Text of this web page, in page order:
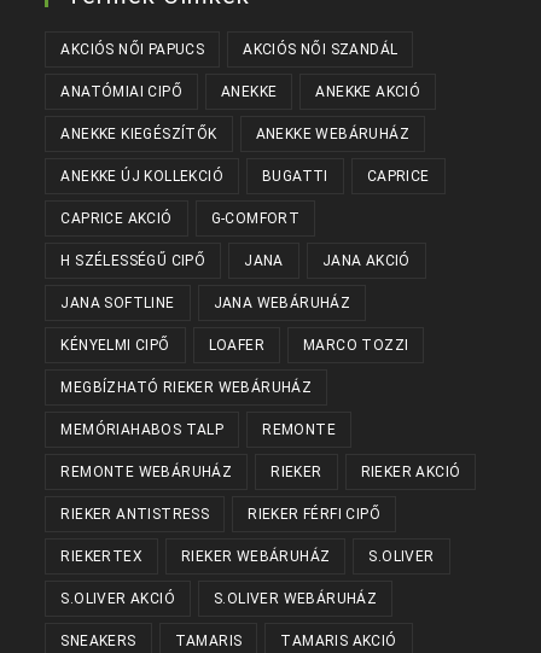
AKCIÓS NŐI PAPUCS AKCIÓS NŐI SZANDÁL
ANATÓMIAI CIPŐ ANEKKE ANEKKE AKCIÓ
ANEKKE KIEGÉSZÍTŐK ANEKKE WEBÁRUHÁZ
ANEKKE ÚJ KOLLEKCIÓ BUGATTI CAPRICE
CAPRICE AKCIÓ G-COMFORT
H SZÉLESSÉGŰ CIPŐ JANA JANA AKCIÓ
JANA SOFTLINE JANA WEBÁRUHÁZ
KÉNYELMI CIPŐ LOAFER MARCO TOZZI
MEGBÍZHATÓ RIEKER WEBÁRUHÁZ
MEMÓRIAHABOS TALP REMONTE
REMONTE WEBÁRUHÁZ RIEKER RIEKER AKCIÓ
RIEKER ANTISTRESS RIEKER FÉRFI CIPŐ
RIEKERTEX RIEKER WEBÁRUHÁZ S.OLIVER
S.OLIVER AKCIÓ S.OLIVER WEBÁRUHÁZ
SNEAKERS TAMARIS TAMARIS AKCIÓ